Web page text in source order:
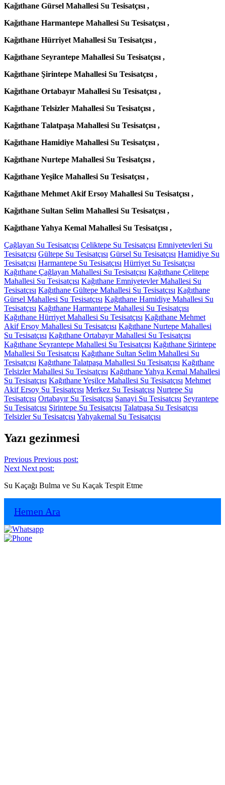
Kağıthane Gürsel Mahallesi Su Tesisatçısı ,
Kağıthane Harmantepe Mahallesi Su Tesisatçısı ,
Kağıthane Hürriyet Mahallesi Su Tesisatçısı ,
Kağıthane Seyrantepe Mahallesi Su Tesisatçısı ,
Kağıthane Şirintepe Mahallesi Su Tesisatçısı ,
Kağıthane Ortabayır Mahallesi Su Tesisatçısı ,
Kağıthane Telsizler Mahallesi Su Tesisatçısı ,
Kağıthane Talatpaşa Mahallesi Su Tesisatçısı ,
Kağıthane Hamidiye Mahallesi Su Tesisatçısı ,
Kağıthane Nurtepe Mahallesi Su Tesisatçısı ,
Kağıthane Yeşilce Mahallesi Su Tesisatçısı ,
Kağıthane Mehmet Akif Ersoy Mahallesi Su Tesisatçısı ,
Kağıthane Sultan Selim Mahallesi Su Tesisatçısı ,
Kağıthane Yahya Kemal Mahallesi Su Tesisatçısı ,
Çağlayan Su Tesisatçısı Çeliktepe Su Tesisatçısı Emniyetevleri Su
Tesisatçısı Gültepe Su Tesisatçısı Gürsel Su Tesisatçısı Hamidiye Su
Tesisatçısı Harmantepe Su Tesisatçısı Hürriyet Su Tesisatçısı
Kağıthane Çağlayan Mahallesi Su Tesisatçısı Kağıthane Çelitepe
Mahallesi Su Tesisatçısı Kağıthane Emniyetevler Mahallesi Su
Tesisatçısı Kağıthane Gültepe Mahallesi Su Tesisatçısı Kağıthane
Gürsel Mahallesi Su Tesisatçısı Kağıthane Hamidiye Mahallesi Su
Tesisatçısı Kağıthane Harmantepe Mahallesi Su Tesisatçısı
Kağıthane Hürriyet Mahallesi Su Tesisatçısı Kağıthane Mehmet
Akif Ersoy Mahallesi Su Tesisatçısı Kağıthane Nurtepe Mahallesi
Su Tesisatçısı Kağıthane Ortabayır Mahallesi Su Tesisatçısı
Kağıthane Seyrantepe Mahallesi Su Tesisatçısı Kağıthane Şirintepe
Mahallesi Su Tesisatçısı Kağıthane Sultan Selim Mahallesi Su
Tesisatçısı Kağıthane Talatpaşa Mahallesi Su Tesisatçısı Kağıthane
Telsizler Mahallesi Su Tesisatçısı Kağıthane Yahya Kemal Mahallesi
Su Tesisatçısı Kağıthane Yeşilce Mahallesi Su Tesisatçısı Mehmet
Akif Ersoy Su Tesisatçısı Merkez Su Tesisatçısı Nurtepe Su
Tesisatçısı Ortabayır Su Tesisatçısı Sanayi Su Tesisatçısı Seyrantepe
Su Tesisatçısı Şirintepe Su Tesisatçısı Talatpaşa Su Tesisatçısı
Telsizler Su TesisatçısıYahyakemal Su Tesisatçısı
Yazı gezinmesi
Previous Previous post:
Next Next post:
Su Kaçağı Bulma ve Su Kaçak Tespit Etme
Hemen Ara